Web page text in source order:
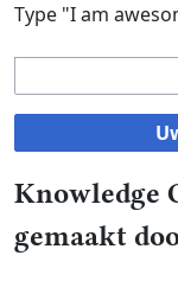
Type "I am
Knowledge
gemaakt